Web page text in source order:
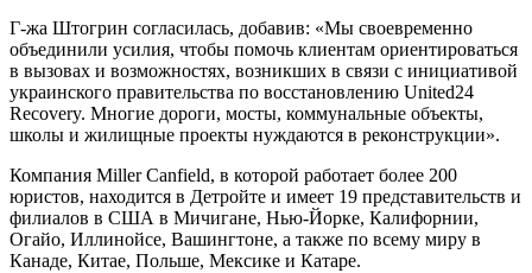
Г-жа Штогрин согласилась, добавив: «Мы своевременно
объединили усилия, чтобы помочь клиентам ориентироваться
в вызовах и возможностях, возникших в связи с инициативой
украинского правительства по восстановлению United24
Recovery. Многие дороги, мосты, коммунальные объекты,
школы и жилищные проекты нуждаются в реконструкции».
Компания Miller Canfield, в которой работает более 200
юристов, находится в Детройте и имеет 19 представительств и
филиалов в США в Мичигане, Нью-Йорке, Калифорнии,
Огайо, Иллинойсе, Вашингтоне, а также по всему миру в
Канаде, Китае, Польше, Мексике и Катаре.